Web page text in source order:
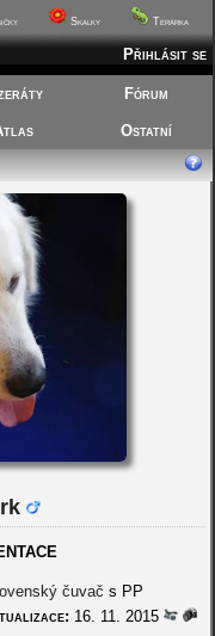
Skalky Terárka
Přihlásit se
Fórum
Ostatní
čuvač s PP
16. 11. 2015